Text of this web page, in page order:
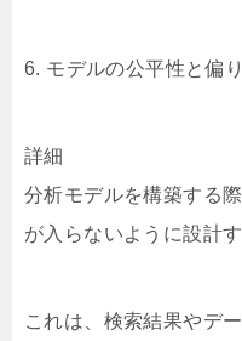
6. モデルの公平性と偏
詳細
分析モデルを構築する
が入らないように設計
これは、検索結果やデ